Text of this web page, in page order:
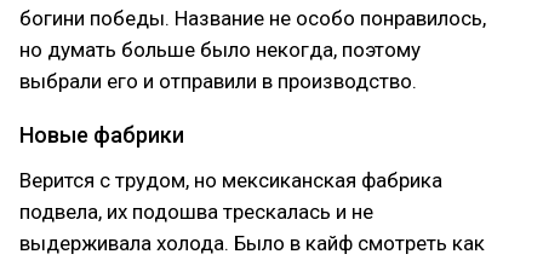
богини победы. Название не особо понравилось,
но думать больше было некогда, поэтому
выбрали его и отправили в производство.
Новые фабрики
Верится с трудом, но мексиканская фабрика
подвела, их подошва трескалась и не
выдерживала холода. Было в кайф смотреть как